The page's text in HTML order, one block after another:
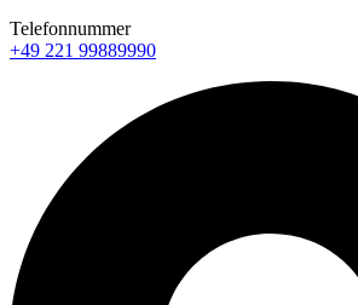
Telefonnummer
+49 221 99889990